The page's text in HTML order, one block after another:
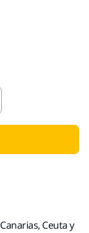
21 %
Ceuta y